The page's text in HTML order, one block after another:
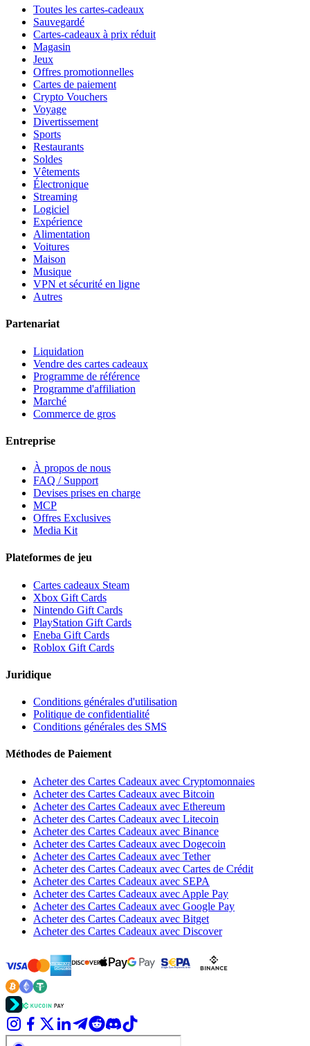
Toutes les cartes-cadeaux
Sauvegardé
Cartes-cadeaux à prix réduit
Magasin
Jeux
Offres promotionnelles
Cartes de paiement
Crypto Vouchers
Voyage
Divertissement
Sports
Restaurants
Soldes
Vêtements
Électronique
Streaming
Logiciel
Expérience
Alimentation
Voitures
Maison
Musique
VPN et sécurité en ligne
Autres
Partenariat
Liquidation
Vendre des cartes cadeaux
Programme de référence
Programme d'affiliation
Marché
Commerce de gros
Entreprise
À propos de nous
FAQ / Support
Devises prises en charge
MCP
Offres Exclusives
Media Kit
Plateformes de jeu
Cartes cadeaux Steam
Xbox Gift Cards
Nintendo Gift Cards
PlayStation Gift Cards
Eneba Gift Cards
Roblox Gift Cards
Juridique
Conditions générales d'utilisation
Politique de confidentialité
Conditions générales des SMS
Méthodes de Paiement
Acheter des Cartes Cadeaux avec Cryptomonnaies
Acheter des Cartes Cadeaux avec Bitcoin
Acheter des Cartes Cadeaux avec Ethereum
Acheter des Cartes Cadeaux avec Litecoin
Acheter des Cartes Cadeaux avec Binance
Acheter des Cartes Cadeaux avec Dogecoin
Acheter des Cartes Cadeaux avec Tether
Acheter des Cartes Cadeaux avec Cartes de Crédit
Acheter des Cartes Cadeaux avec SEPA
Acheter des Cartes Cadeaux avec Apple Pay
Acheter des Cartes Cadeaux avec Google Pay
Acheter des Cartes Cadeaux avec Bitget
Acheter des Cartes Cadeaux avec Discover